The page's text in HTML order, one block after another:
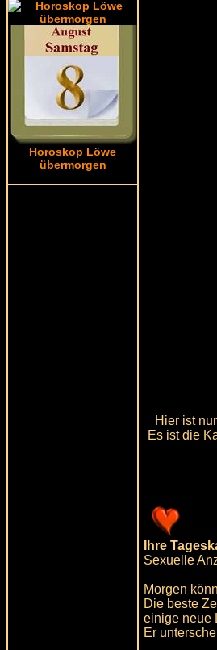
Horoskop Löwe
übermorgen
Hier ist
Es ist die
Ihre
Sexuelle
Morgen
Die beste
einige neue
Er